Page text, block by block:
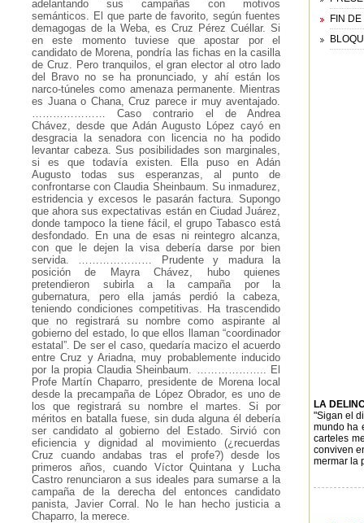
adelantando sus campañas con motivos
semánticos. El que parte de favorito, según fuentes
demagogas de la Weba, es Cruz Pérez Cuéllar. Si
en este momento tuviese que apostar por el
candidato de Morena, pondría las fichas en la casilla
de Cruz. Pero tranquilos, el gran elector al otro lado
del Bravo no se ha pronunciado, y ahí están los
narco-túneles como amenaza permanente. Mientras
es Juana o Chana, Cruz parece ir muy aventajado.
………………… Caso contrario el de Andrea
Chávez, desde que Adán Augusto López cayó en
desgracia la senadora con licencia no ha podido
levantar cabeza. Sus posibilidades son marginales,
si es que todavía existen. Ella puso en Adán
Augusto todas sus esperanzas, al punto de
confrontarse con Claudia Sheinbaum. Su inmadurez,
estridencia y excesos le pasarán factura. Supongo
que ahora sus expectativas están en Ciudad Juárez,
donde tampoco la tiene fácil, el grupo Tabasco está
desfondado. En una de esas ni reintegro alcanza,
con que le dejen la visa debería darse por bien
servida. ………………… Prudente y madura la
posición de Mayra Chávez, hubo quienes
pretendieron subirla a la campaña por la
gubernatura, pero ella jamás perdió la cabeza,
teniendo condiciones competitivas. Ha trascendido
que no registrará su nombre como aspirante al
gobierno del estado, lo que ellos llaman “coordinador
estatal”. De ser el caso, quedaría macizo el acuerdo
entre Cruz y Ariadna, muy probablemente inducido
por la propia Claudia Sheinbaum. ……………….. El
Profe Martín Chaparro, presidente de Morena local
desde la precampaña de López Obrador, es uno de
los que registrará su nombre el martes. Si por
méritos en batalla fuese, sin duda alguna él debería
ser candidato al gobierno del Estado. Sirvió con
eficiencia y dignidad al movimiento (¿recuerdas
Cruz cuando andabas tras el profe?) desde los
primeros años, cuando Víctor Quintana y Lucha
Castro renunciaron a sus ideales para sumarse a la
campaña de la derecha del entonces candidato
panista, Javier Corral. No le han hecho justicia a
Chaparro, la merece.
FIN
LA
"Sigan el
mundo ha
carteles
conviven
mermar la